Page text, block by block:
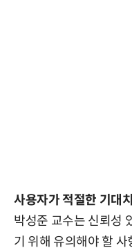
사용자가 적절한 기대
박성준 교수는 신뢰성
기 위해 유의해야 할